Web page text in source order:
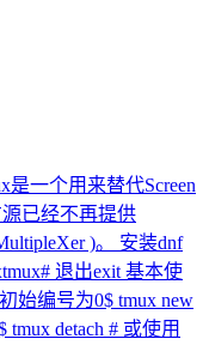
一个用来替代Screen
已经不再提供
)。 安装dnf
退出exit 基本使
始编号为0$ tmux new
detach # 或使用